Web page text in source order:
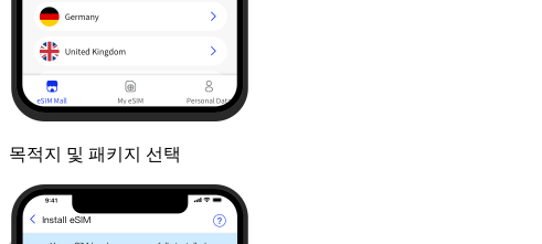
목적지 및 패키지 선택